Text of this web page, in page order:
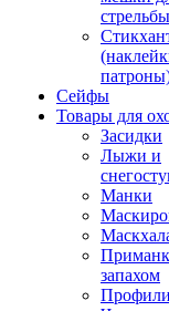
стрельбы
Сейфы
Товары для
Засидки
Лыжи и
Манки
запахом